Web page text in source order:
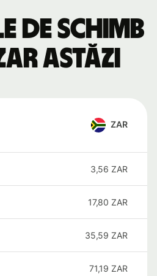
de schimb
astăzi
ZAR
3,56 ZAR
17,80 ZAR
35,59 ZAR
71,19 ZAR